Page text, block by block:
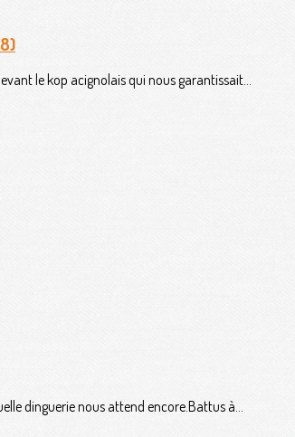
le kop acignolais qui nous garantissait...
dinguerie nous attend encore.Battus à...